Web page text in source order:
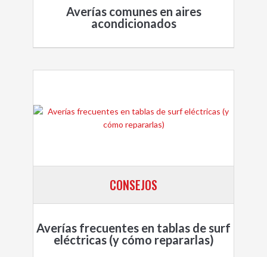
Averías comunes en aires
acondicionados
CONSEJOS
Averías frecuentes en tablas de surf
eléctricas (y cómo repararlas)